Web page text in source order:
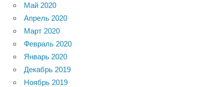
Май 2020
Апрель 2020
Март 2020
Февраль 2020
Январь 2020
Декабрь 2019
Ноябрь 2019